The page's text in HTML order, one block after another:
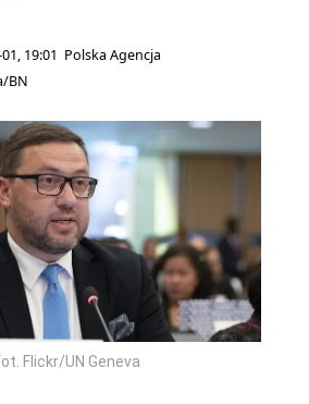
19:01 Polska Agencja
BN
Flickr/UN Geneva